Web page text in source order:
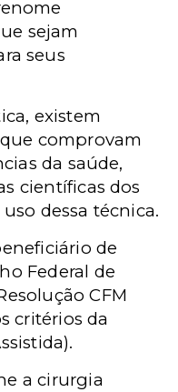
sejam
seus
existem
comprovam
da saúde,
científicas dos
dessa técnica.
de
Federal de
CFM
critérios da
a cirurgia